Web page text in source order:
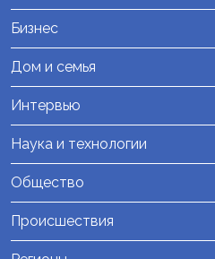
Бизнес
Дом и семья
Интервью
Наука и технологии
Общество
Происшествия